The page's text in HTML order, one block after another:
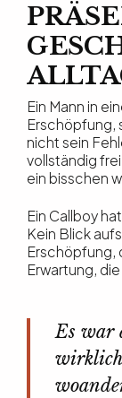
Ein Mann in
Erschöpfung,
nicht sein
vollständig
ein bisschen
Ein Callboy
Kein Blick
Erschöpfung,
Erwartung,
Es war